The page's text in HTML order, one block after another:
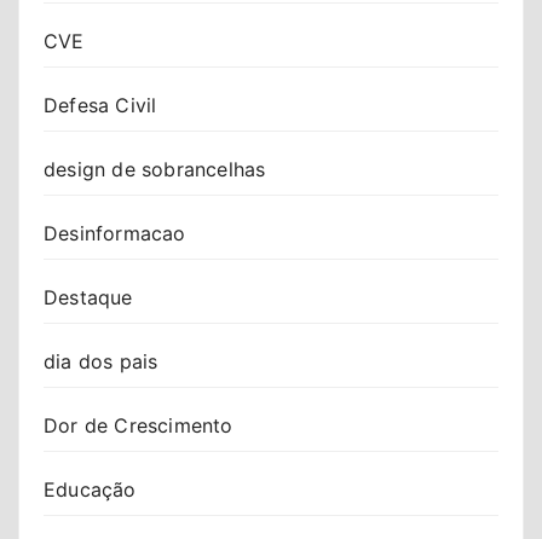
CVE
Defesa Civil
design de sobrancelhas
Desinformacao
Destaque
dia dos pais
Dor de Crescimento
Educação